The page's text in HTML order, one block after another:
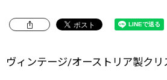
ヴィンテージ/オーストリア製ク